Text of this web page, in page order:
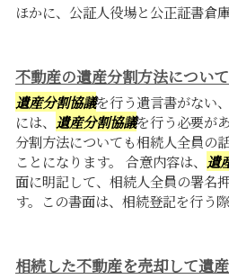
ほかに、公証人役場と公正証書倉
不動産の遺産分割方法につい
遺産分割協議を行う遺言書がない
には、 遺産分割協議を行う必要が
分割方法についても相続人全員の
ことになります。 合意内容は、 遺
面に明記して、相続人全員の署名
す。この書面は、相続登記を行う
相続した不動産を売却して遺